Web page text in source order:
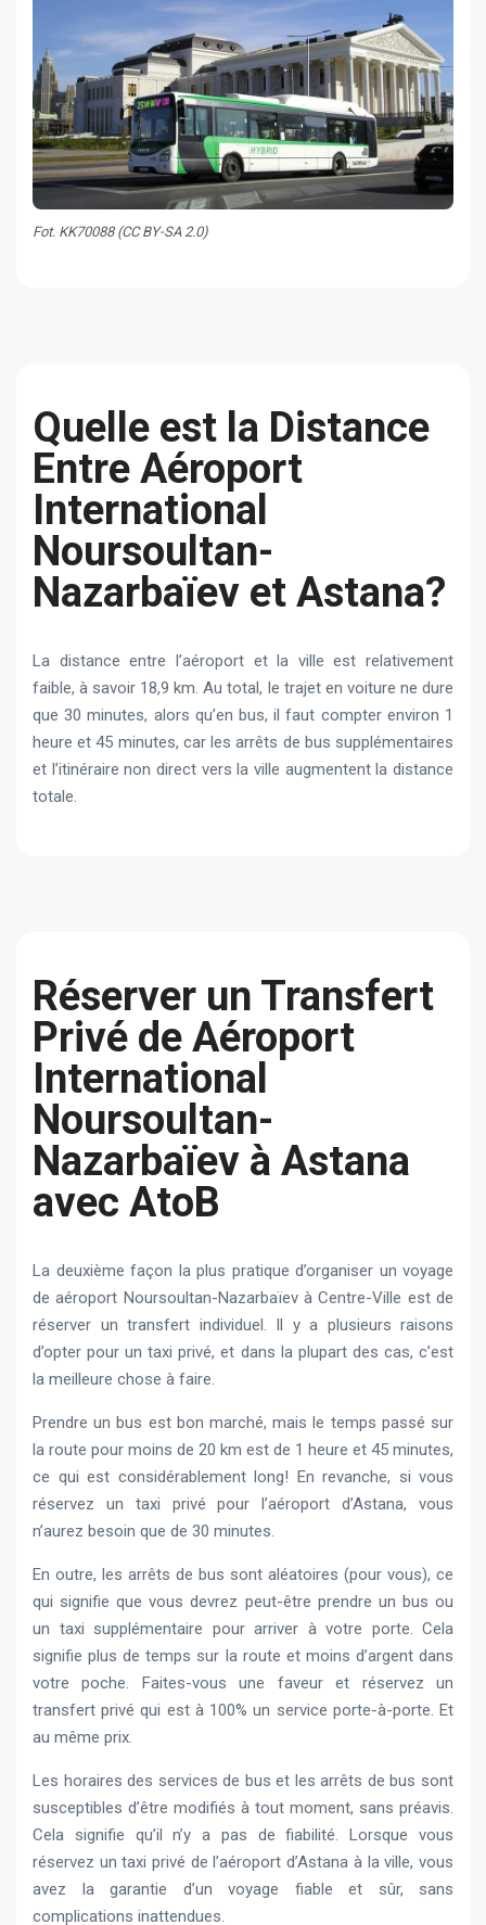
Fot. KK70088 (CC BY-SA 2.0)
Quelle est la Distance
Entre Aéroport
International
Noursoultan-
Nazarbaïev et Astana?
La distance entre l’aéroport et la ville est relativement
faible, à savoir 18,9 km. Au total, le trajet en voiture ne dure
que 30 minutes, alors qu’en bus, il faut compter environ 1
heure et 45 minutes, car les arrêts de bus supplémentaires
et l’itinéraire non direct vers la ville augmentent la distance
totale.
Réserver un Transfert
Privé de Aéroport
International
Noursoultan-
Nazarbaïev à Astana
avec AtoB
La deuxième façon la plus pratique d’organiser un voyage
de aéroport Noursoultan-Nazarbaïev à Centre-Ville est de
réserver un transfert individuel. Il y a plusieurs raisons
d’opter pour un taxi privé, et dans la plupart des cas, c’est
la meilleure chose à faire.
Prendre un bus est bon marché, mais le temps passé sur
la route pour moins de 20 km est de 1 heure et 45 minutes,
ce qui est considérablement long! En revanche, si vous
réservez un taxi privé pour l’aéroport d’Astana, vous
n’aurez besoin que de 30 minutes.
En outre, les arrêts de bus sont aléatoires (pour vous), ce
qui signifie que vous devrez peut-être prendre un bus ou
un taxi supplémentaire pour arriver à votre porte. Cela
signifie plus de temps sur la route et moins d’argent dans
votre poche. Faites-vous une faveur et réservez un
transfert privé qui est à 100% un service porte-à-porte. Et
au même prix.
Les horaires des services de bus et les arrêts de bus sont
susceptibles d’être modifiés à tout moment, sans préavis.
Cela signifie qu’il n’y a pas de fiabilité. Lorsque vous
réservez un taxi privé de l’aéroport d’Astana à la ville, vous
avez la garantie d’un voyage fiable et sûr, sans
complications inattendues.